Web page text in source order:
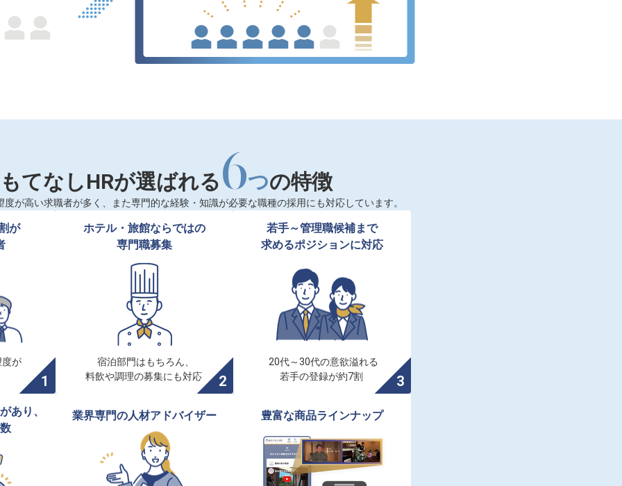
てなしHRが選ばれる6つの特徴
が高い求職者が多く、また専門的な経験・知識が必要な職種の採用にも対応しています。
が
が
ホテル・旅館ならではの
専門職募集
宿泊部門はもちろん、
料飲や調理の募集にも対応
若手～管理職候補まで
求めるポジションに対応
20代～30代の意欲溢れる
若手の登録が約7割
あり、
業界専門の人材アドバイザー 豊富な商品ラインナップ